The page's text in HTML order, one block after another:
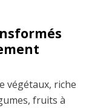
végétaux, riche
fruits à